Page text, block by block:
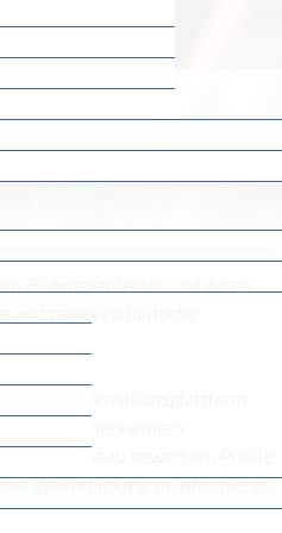
/Weiterbildung
/
Bildungsanbieter und deren
gewerkschaftliche
und Informationsplattform
bietet anerkannten
zu bewerben, Profile
Weiterbildung zu informieren.